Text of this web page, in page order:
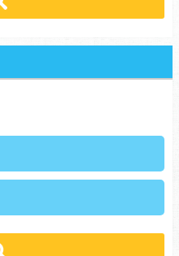
ヤンキー攻め
黒髪受け